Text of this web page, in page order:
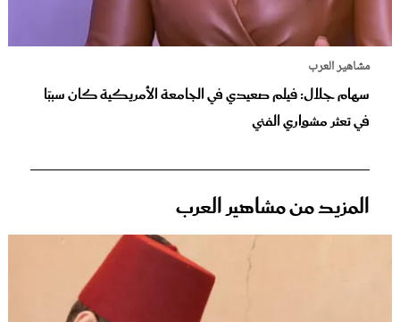
مشاهير العرب
سهام جلال: فيلم صعيدي في الجامعة الأمريكية كان سببًا
في تعثر مشواري الفني
المزيد من مشاهير العرب